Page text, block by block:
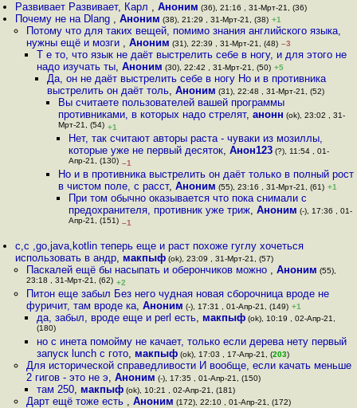
Развивает Развивает, Карл ,Аноним (36), 21:16 , 31-Мрт-21, (36)
Почему не на Dlang ,Аноним (38), 21:29 , 31-Мрт-21, (38) +1
Потому что для таких вещей, помимо знания английского языка,
нужны ещё и мозги , Аноним (31), 22:39 , 31-Мрт-21, (48) –3
Т е то, что язык не даёт выстрелить себе в ногу, и для этого не
надо изучать ты, Аноним (30), 22:42 , 31-Мрт-21, (50) +5
Да, он не даёт выстрелить себе в ногу Но и в противника
выстрелить он даёт толь,Аноним (31), 22:48 , 31-Мрт-21, (52)
Вы считаете пользователей вашей программы
противниками, в которых надо стрелят, анонн (ok), 23:02 , 31-
Мрт-21, (54) +1
Нет, так считают авторы раста - чуваки из мозиллы,
которые уже не первый десяток, Анон123(?), 11:54 , 01-
Апр-21, (130) –1
Но и в противника выстрелить он даёт только в полный рост
в чистом поле, с расст, Аноним (55), 23:16 , 31-Мрт-21, (61) +1
При том обычно оказывается что пока снимали с
предохранителя, противник уже триж, Аноним (-), 17:36 , 01-
Апр-21, (151) –1
c,c ,go,java,kotlin теперь еще и раст похоже гуглу хочеться
использовать в андр, макпыф (ok), 23:09 , 31-Мрт-21, (57)
Паскалей ещё бы насыпать и оберончиков можно , Аноним (55),
23:18 , 31-Мрт-21, (62) +2
Питон еще забыл Без него чудная новая сборочница вроде не
фуричит, там вроде ка, Аноним (-), 17:31 , 01-Апр-21, (149) +1
да, забыл, вроде еще и perl есть, макпыф(ok), 10:19 , 02-Апр-21,
(180)
но с инета помойму не качает, только если дерева нету первый
запуск lunch с гото, макпыф(ok), 17:03 , 17-Апр-21, (203)
Для исторической справедливости И вообще, если качать меньше
2 гигов - это не э, Аноним (-), 17:35 , 01-Апр-21, (150)
там 250, макпыф(ok), 10:21 , 02-Апр-21, (181)
Дарт ещё тоже есть , Аноним (172), 22:10 , 01-Апр-21, (172)